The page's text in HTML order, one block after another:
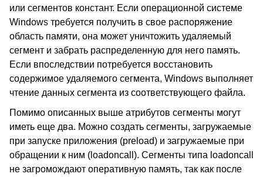
или сегментов констант. Если операционной системе
Windows требуется получить в свое распоряжение
область памяти, она может уничтожить удаляемый
сегмент и забрать распределенную для него память.
Если впоследствии потребуется восстановить
содержимое удаляемого сегмента, Windows выполняет
чтение данных сегмента из соответствующего файла.
Помимо описанных выше атрибутов сегменты могут
иметь еще два. Можно создать сегменты, загружаемые
при запуске приложения (preload) и загружаемые при
обращении к ним (loadoncall). Сегменты типа loadoncall
не загромождают оперативную память, так как после